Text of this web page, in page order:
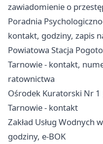
zawiadomienie o
Poradnia
kontakt, godziny, zapis
Powiatowa Stacja
Tarnowie - kontakt,
ratownictwa
Ośrodek Kuratorski Nr
Tarnowie - kontakt
Zakład Usług Wodnych
godziny, e-BOK